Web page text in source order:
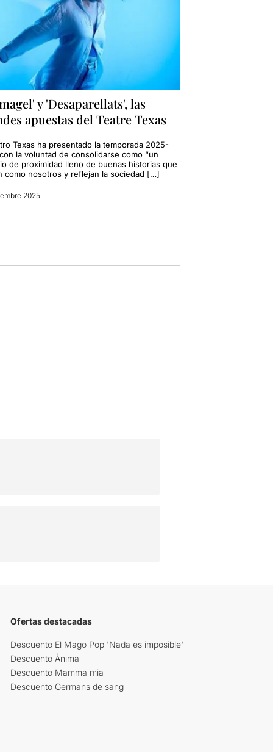
y 'Desaparellats', las
apuestas del Teatre Texas
Texas ha presentado la temporada 2025-
la voluntad de consolidarse como “un
de proximidad lleno de buenas historias que
como nosotros y reflejan la sociedad […]
2025
Ofertas destacadas
Descuento El Mago Pop 'Nada es imposible'
Descuento Ànima
Descuento Mamma mia
Descuento Germans de sang